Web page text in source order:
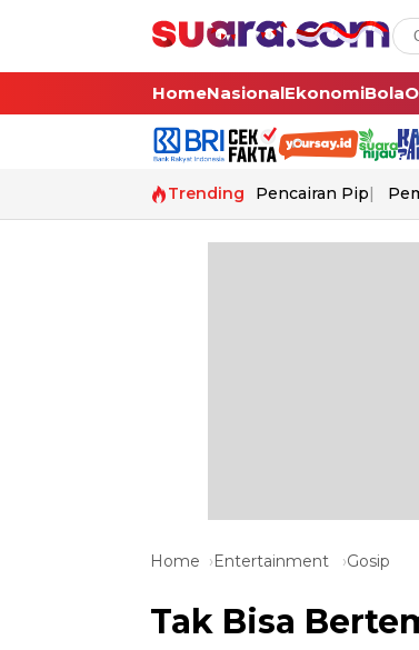
HomeNasionalEkonomiBola
Trending Pencairan Pip
Home Entertainment Gosip
Tak Bisa